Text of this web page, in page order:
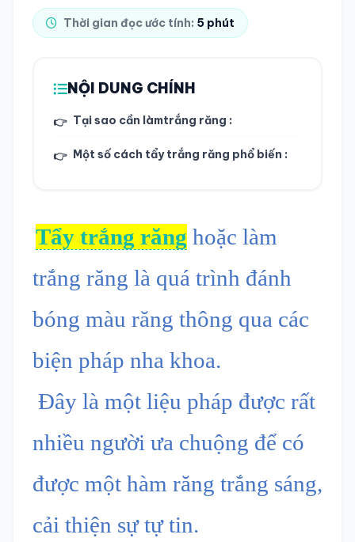
TRA CỨU HỒ SƠ
Thời gian đọc ước tính: 5 phút
NỘI DUNG CHÍNH
👉 Tại sao cần làmtrắng răng :
👉 Một số cách tẩy trắng răng phổ biến :
Tẩy trắng răng hoặc làm
trắng răng là quá trình đánh
bóng màu răng thông qua các
biện pháp nha khoa.
Đây là một liệu pháp được rất
nhiều người ưa chuộng để có
được một hàm răng trắng sáng,
cải thiện sự tự tin.